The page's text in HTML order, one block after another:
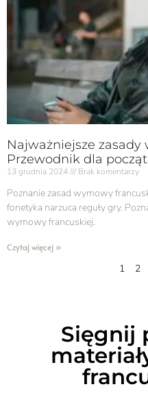
Najważniejsze
Przewodnik dla
13 grudnia 2024 Brak komentarzy
Poznanie zasad wymowy
fonetyka narzuca reguły gry.
wymowy francuskiej.
Czytaj więcej »
1 2
Sięgnij